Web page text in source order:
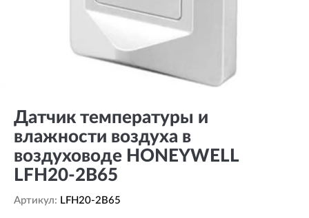
Датчик температуры и
влажности воздуха в
воздуховоде HONEYWELL
LFH20-2B65
Артикул: LFH20-2B65